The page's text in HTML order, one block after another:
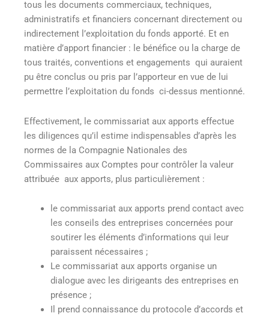
tous les documents commerciaux, techniques,
administratifs et financiers concernant directement ou
indirectement l’exploitation du fonds apporté. Et en
matière d’apport financier : le bénéfice ou la charge de
tous traités, conventions et engagements qui auraient
pu être conclus ou pris par l’apporteur en vue de lui
permettre l’exploitation du fonds ci-dessus mentionné.
Effectivement, le commissariat aux apports effectue
les diligences qu’il estime indispensables d’après les
normes de la Compagnie Nationales des
Commissaires aux Comptes pour contrôler la valeur
attribuée aux apports, plus particulièrement :
le commissariat aux apports prend contact avec
les conseils des entreprises concernées pour
soutirer les éléments d’informations qui leur
paraissent nécessaires ;
Le commissariat aux apports organise un
dialogue avec les dirigeants des entreprises en
présence ;
Il prend connaissance du protocole d’accords et